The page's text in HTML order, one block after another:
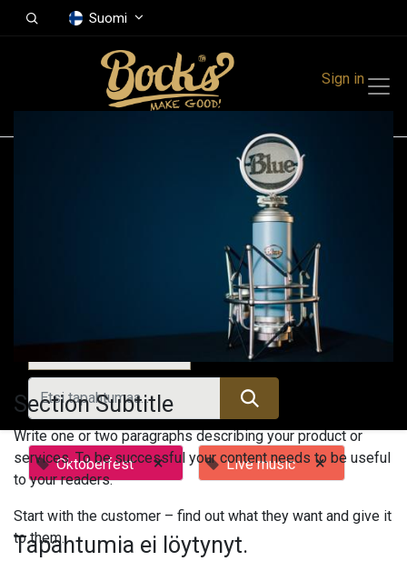
Suomi
Sign in
Tänään
Oktoberfest × Live music ×
Tapahtumia ei löytynyt.
Section Subtitle
Write one or two paragraphs describing your product or
services. To be successful your content needs to be useful
to your readers.
Start with the customer – find out what they want and give it
to them.